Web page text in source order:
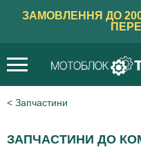
ЗАМОВЛЕННЯ ДО
Запчастини
ЗАПЧАСТИНИ ДО